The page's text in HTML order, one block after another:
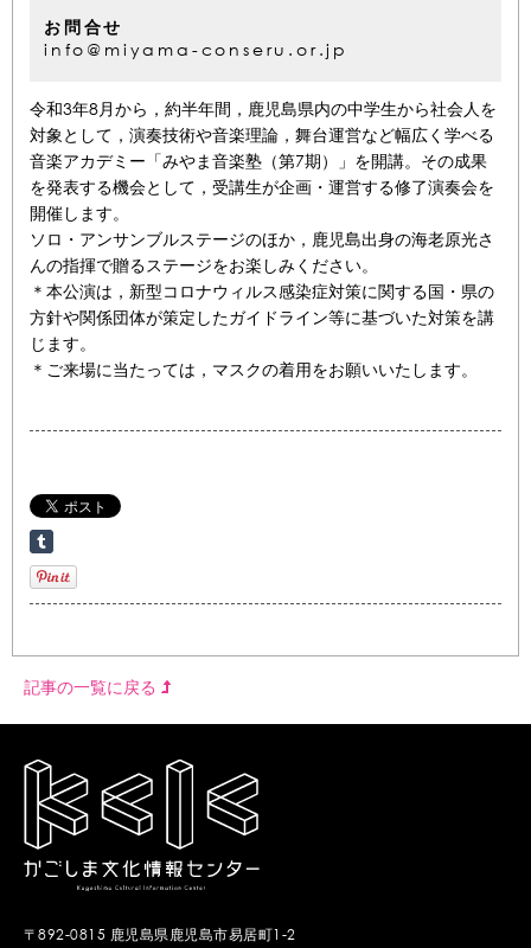
お問合せ
info@miyama-conseru.or.jp
令和3年8月から，約半年間，鹿児島県内の中学生から社会人を
対象として，演奏技術や音楽理論，舞台運営など幅広く学べる
音楽アカデミー「みやま音楽塾（第7期）」を開講。その成果
を発表する機会として，受講生が企画・運営する修了演奏会を
開催します。
ソロ・アンサンブルステージのほか，鹿児島出身の海老原光さ
んの指揮で贈るステージをお楽しみください。
＊本公演は，新型コロナウィルス感染症対策に関する国・県の
方針や関係団体が策定したガイドライン等に基づいた対策を講
じます。
＊ご来場に当たっては，マスクの着用をお願いいたします。
記事の一覧に戻る
〒892-0815 鹿児島県鹿児島市易居町1-2